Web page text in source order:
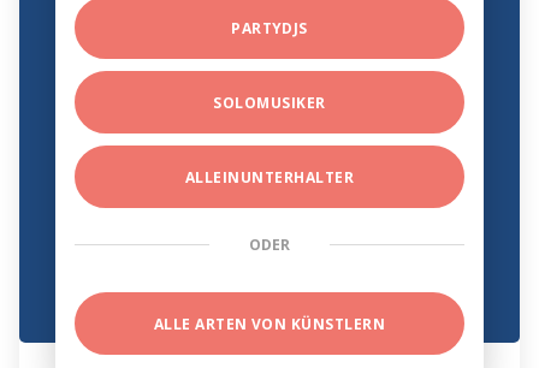
PARTYDJS
SOLOMUSIKER
ALLEINUNTERHALTER
ODER
ALLE ARTEN VON KÜNSTLERN